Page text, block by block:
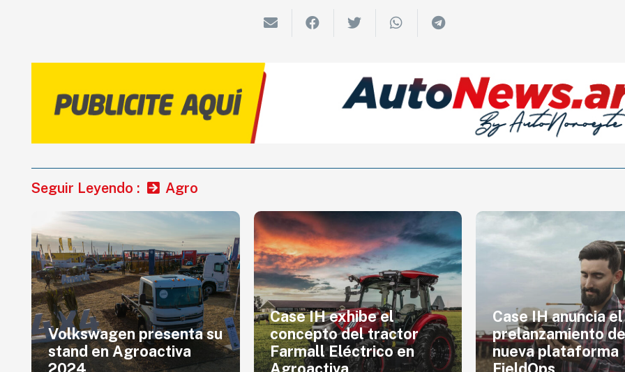
Seguir Leyendo : Agro
Volkswagen presenta su
stand en Agroactiva
Case IH exhibe el
concepto del tractor
Farmall Eléctrico en
Case IH anuncia el
prelanzamiento
nueva plataforma